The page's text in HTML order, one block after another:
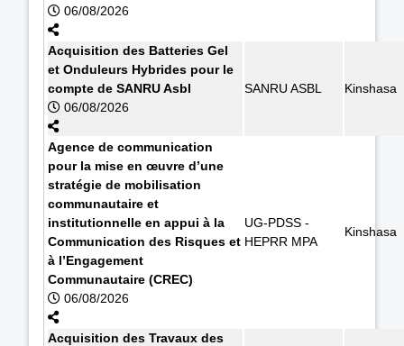
06/08/2026
Acquisition des Batteries Gel
et Onduleurs Hybrides pour le
compte de SANRU Asbl
06/08/2026
SANRU ASBL Kinshasa
Agence de communication
pour la mise en œuvre d’une
stratégie de mobilisation
communautaire et
institutionnelle en appui à la
Communication des Risques et
à l’Engagement
Communautaire (CREC)
06/08/2026
UG-PDSS -
HEPRR MPA
Kinshasa
Acquisition des Travaux des